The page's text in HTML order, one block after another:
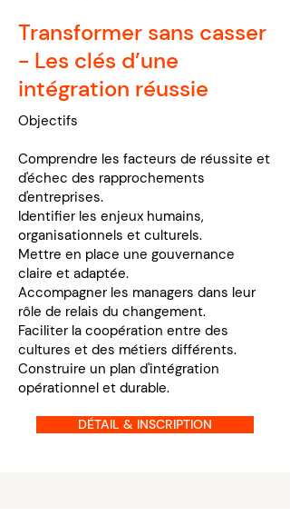
Transformer sans casser
- Les clés d’une
intégration réussie
Objectifs
Comprendre les facteurs de réussite et
d'échec des rapprochements
d'entreprises.
Identifier les enjeux humains,
organisationnels et culturels.
Mettre en place une gouvernance
claire et adaptée.
Accompagner les managers dans leur
rôle de relais du changement.
Faciliter la coopération entre des
cultures et des métiers différents.
Construire un plan d'intégration
opérationnel et durable.
DÉTAIL & INSCRIPTION